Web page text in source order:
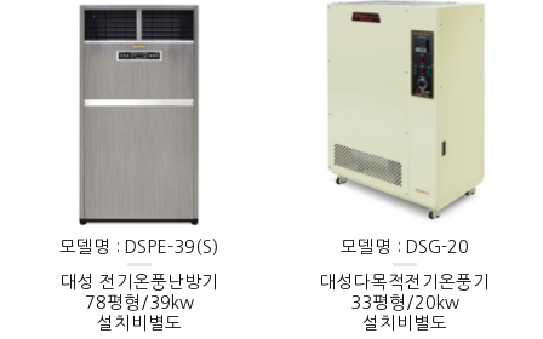
모델명 : DSPE-39(S)
대성 전기온풍난방기
78평형/39kw
설치비별도
모델명 : DSG-20
대성다목적전기온풍기
33평형/20kw
설치비별도